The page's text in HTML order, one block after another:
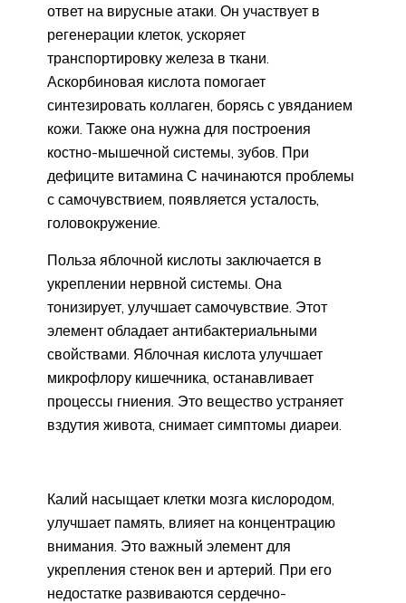
ответ на вирусные атаки. Он участвует в
регенерации клеток, ускоряет
транспортировку железа в ткани.
Аскорбиновая кислота помогает
синтезировать коллаген, борясь с увяданием
кожи. Также она нужна для построения
костно-мышечной системы, зубов. При
дефиците витамина С начинаются проблемы
с самочувствием, появляется усталость,
головокружение.
Польза яблочной кислоты заключается в
укреплении нервной системы. Она
тонизирует, улучшает самочувствие. Этот
элемент обладает антибактериальными
свойствами. Яблочная кислота улучшает
микрофлору кишечника, останавливает
процессы гниения. Это вещество устраняет
вздутия живота, снимает симптомы диареи.
Калий насыщает клетки мозга кислородом,
улучшает память, влияет на концентрацию
внимания. Это важный элемент для
укрепления стенок вен и артерий. При его
недостатке развиваются сердечно-